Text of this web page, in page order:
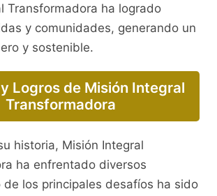
Transformadora ha logrado
y comunidades, generando un
y sostenible.
Logros de Misión Integral
Transformadora
historia, Misión Integral
ha enfrentado diversos
de los principales desafíos ha sido